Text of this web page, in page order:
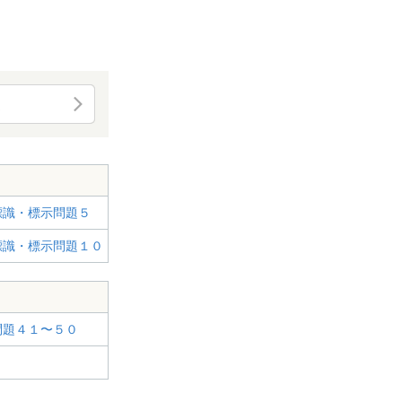
識・標示問題５
識・標示問題１０
題４１〜５０